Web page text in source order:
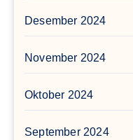
Desember 2024
November 2024
Oktober 2024
September 2024